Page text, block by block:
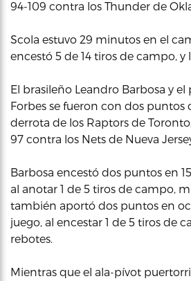
94-109 contra los Thunder de
Scola estuvo 29 minutos en el
encestó 5 de 14 tiros de campo, y
El brasileño Leandro Barbosa y
Forbes se fueron con dos puntos
derrota de los Raptors de
97 contra los Nets de Nueva
Barbosa encestó dos puntos en
al anotar 1 de 5 tiros de campo,
también aportó dos puntos en
juego, al encestar 1 de 5 tiros de
rebotes.
Mientras que el ala-pívot